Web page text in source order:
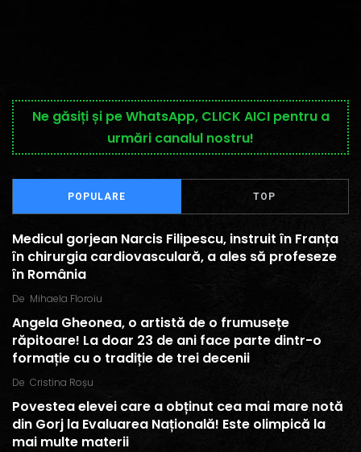
Ne găsiți și pe WhatsApp, CLICK AICI pentru a
urmări canalul nostru!
POPULARE TOP
Medicul gorjean Narcis Filipescu, instruit în Franța
în chirurgia cardiovasculară, a ales să profeseze
în România
De Mihaela Floroiu
Angela Gheonea, o artistă de o frumusețe
răpitoare! La doar 23 de ani face parte dintr-o
formație cu o tradiție de trei decenii
De Cristina Roșu
Povestea elevei care a obținut cea mai mare notă
din Gorj la Evaluarea Națională! Este olimpică la
mai multe materii